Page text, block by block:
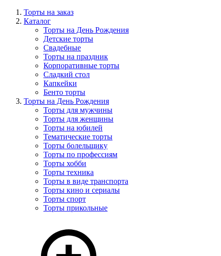
Торты на заказ
Каталог
Торты на День Рождения
Детские торты
Свадебные
Торты на праздник
Корпоративные торты
Сладкий стол
Капкейки
Бенто торты
Торты на День Рождения
Торты для мужчины
Торты для женщины
Торты на юбилей
Тематические торты
Торты болельщику
Торты по профессиям
Торты хобби
Торты техника
Торты в виде транспорта
Торты кино и сериалы
Торты спорт
Торты прикольные